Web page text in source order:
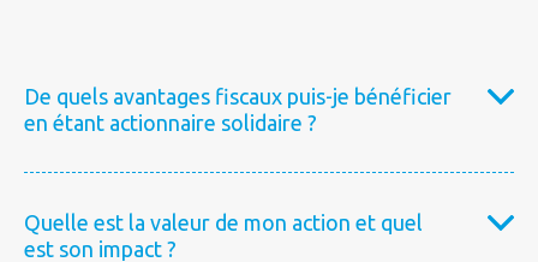
De quels avantages fiscaux puis-je bénéficier
en étant actionnaire solidaire ?
Quelle est la valeur de mon action et quel
est son impact ?